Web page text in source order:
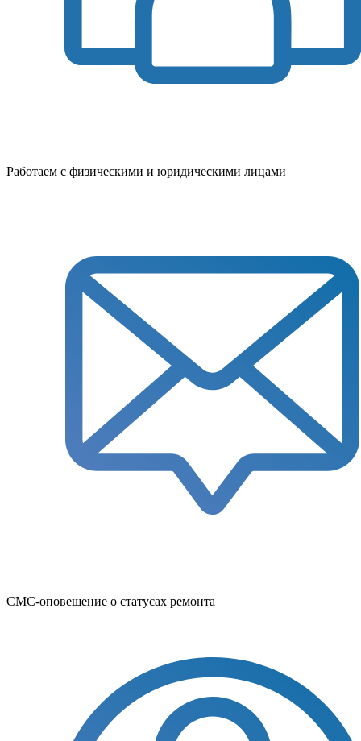
Работаем с физическими и юридическими лицами
СМС-оповещение о статусах ремонта